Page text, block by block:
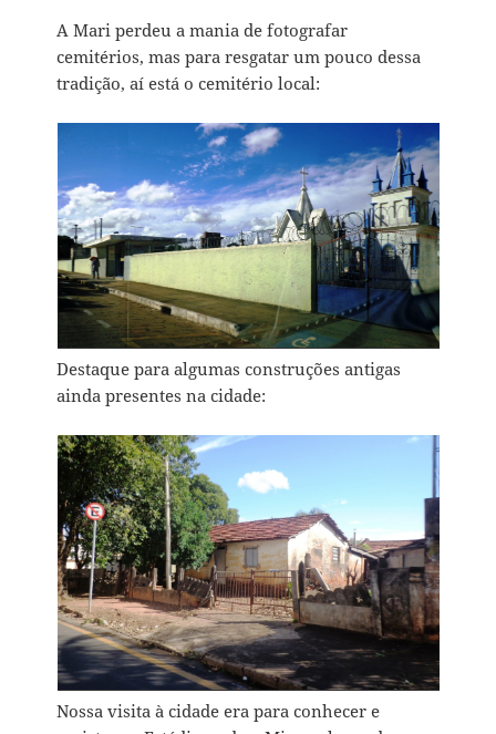
A Mari perdeu a mania de fotografar
cemitérios, mas para resgatar um pouco dessa
tradição, aí está o cemitério local:
Destaque para algumas construções antigas
ainda presentes na cidade:
Nossa visita à cidade era para conhecer e